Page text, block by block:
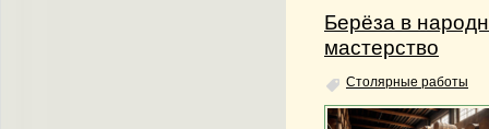
Берёза в
мастерство
Столярные работы